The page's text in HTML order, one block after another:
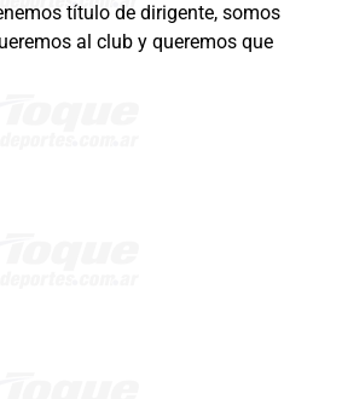
título de dirigente, somos
al club y queremos que